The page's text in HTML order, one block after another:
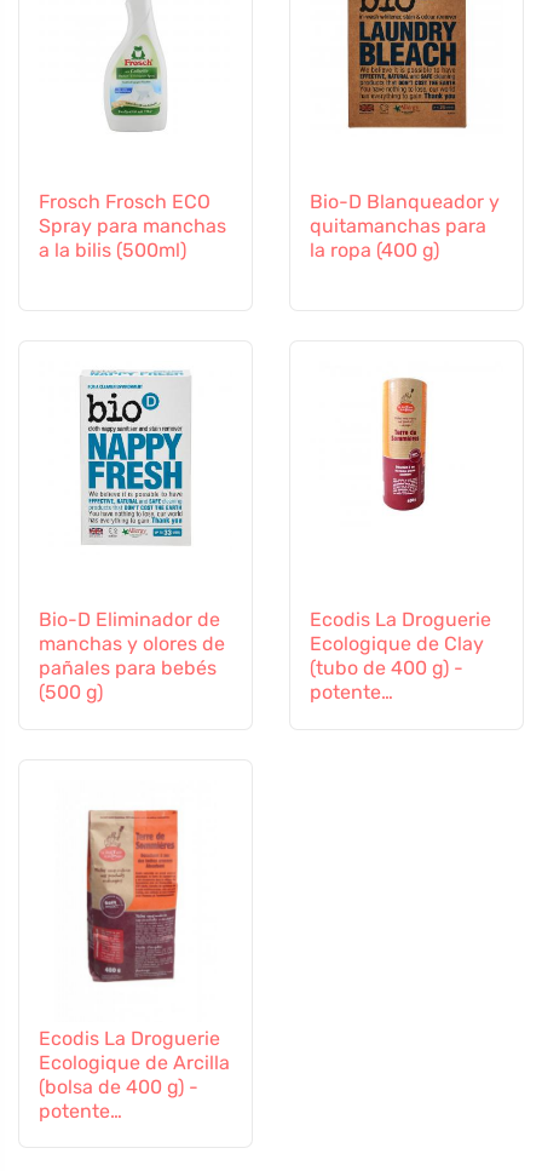
Frosch Frosch ECO
Spray para manchas
a la bilis (500ml)
Bio-D Blanqueador y
quitamanchas para
la ropa (400 g)
Bio-D Eliminador de
manchas y olores de
pañales para bebés
(500 g)
Ecodis La Droguerie
Ecologique de Clay
(tubo de 400 g) -
potente
Ecodis La Droguerie
Ecologique de Arcilla
(bolsa de 400 g) -
potente